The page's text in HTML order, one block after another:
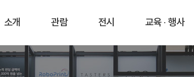
소개 관람 전시 교육 · 행사